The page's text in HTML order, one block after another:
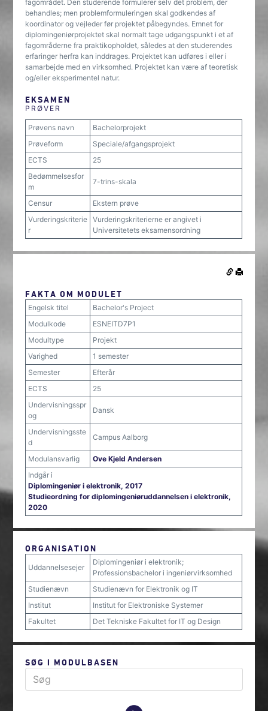
fagområdet. Den studerende formulerer selv det problem, der
behandles; men problemformuleringen skal godkendes af
koordinator og vejleder før projektet påbegyndes. Emnet for
diplomingeniørprojektet skal normalt tage udgangspunkt i et af
fagområderne fra praktikopholdet, således at den studerendes
erfaringer herfra kan inddrages. Projektet kan udføres i eller i
samarbejde med en virksomhed. Projektet kan være af teoretisk
og/eller eksperimentel natur.
EKSAMEN
PRØVER
Prøvens navn
Bachelorprojekt
Prøveform
Speciale/afgangsprojekt
ECTS
25
Bedømmelsesfor
m
7-trins-skala
Censur
Ekstern prøve
Vurderingskriterie
r
Vurderingskriterierne er angivet i
Universitetets eksamensordning
FAKTA OM MODULET
Engelsk titel
Bachelor's Project
Modulkode
ESNEITD7P1
Modultype
Projekt
Varighed
1 semester
Semester
Efterår
ECTS
25
Undervisningsspr
og
Dansk
Undervisningsste
d
Campus Aalborg
Modulansvarlig
Ove Kjeld Andersen
Indgår i
Diplomingeniør i elektronik, 2017
Studieordning for diplomingeniøruddannelsen i elektronik,
2020
ORGANISATION
Uddannelsesejer
Diplomingeniør i elektronik;
Professionsbachelor i ingeniørvirksomhed
Studienævn
Studienævn for Elektronik og IT
Institut
Institut for Elektroniske Systemer
Fakultet
Det Tekniske Fakultet for IT og Design
SØG I MODULBASEN